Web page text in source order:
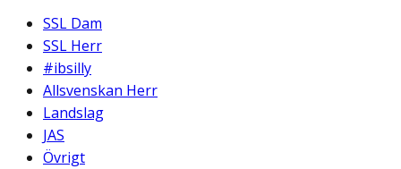
SSL Dam
SSL Herr
#ibsilly
Allsvenskan Herr
Landslag
JAS
Övrigt